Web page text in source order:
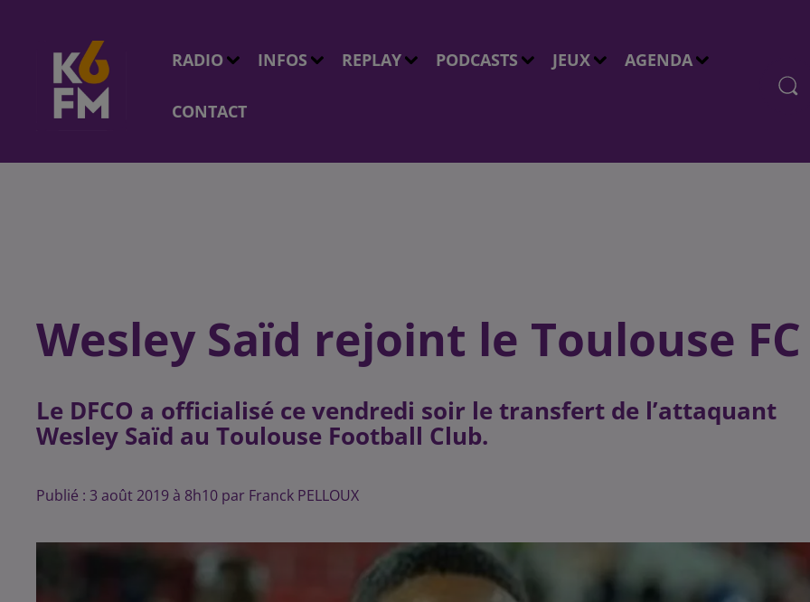
RADIO INFOS REPLAY PODCASTS JEUX AGENDA
CONTACT
Wesley Saïd rejoint le Toulouse FC
Le DFCO a officialisé ce vendredi soir le transfert de l’attaquant
Wesley Saïd au Toulouse Football Club.
Publié : 3 août 2019 à 8h10 par Franck PELLOUX